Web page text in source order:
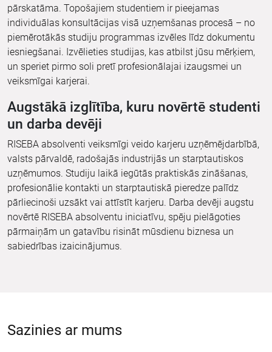
pārskatāma. Topošajiem studentiem ir pieejamas
individuālas konsultācijas visā uzņemšanas procesā – no
piemērotākās studiju programmas izvēles līdz dokumentu
iesniegšanai. Izvēlieties studijas, kas atbilst jūsu mērķiem,
un speriet pirmo soli pretī profesionālajai izaugsmei un
veiksmīgai karjerai.
Augstākā izglītība, kuru novērtē studenti
un darba devēji
RISEBA absolventi veiksmīgi veido karjeru uzņēmējdarbībā,
valsts pārvaldē, radošajās industrijās un starptautiskos
uzņēmumos. Studiju laikā iegūtās praktiskās zināšanas,
profesionālie kontakti un starptautiskā pieredze palīdz
pārliecinoši uzsākt vai attīstīt karjeru. Darba devēji augstu
novērtē RISEBA absolventu iniciatīvu, spēju pielāgoties
pārmaiņām un gatavību risināt mūsdienu biznesa un
sabiedrības izaicinājumus.
Sazinies ar mums